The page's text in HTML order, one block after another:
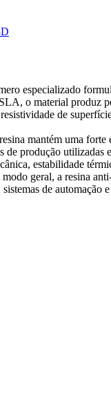
especializado
o material produz
de
mantém uma
de produção
estabilidade
geral, a resina
de automação